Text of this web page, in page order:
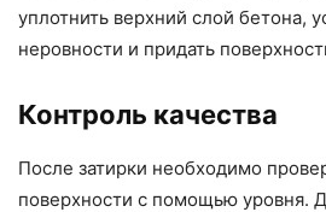
уплотнить верхний слой бетона,
неровности и придать
Контроль качества
После затирки необходимо
поверхности с помощью уровня.